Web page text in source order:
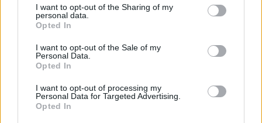
not limited to your visit or usage behaviour. You may click to
grant or deny consent to Google and its third-party tags to
use your data for below specified purposes in below Google
consent section.
I want to opt-out of the Sharing of my
personal data.
Opted In
I want to opt-out of the Sale of my
Personal Data.
Opted In
I want to opt-out of processing my
Personal Data for Targeted Advertising.
Opted In
Csináltam egy interjút Szilágyi Zoé punkfestővel aki
Veszprém mellett él a Csatár hegyen és nem kicsit
kalandos élete volt eddig.